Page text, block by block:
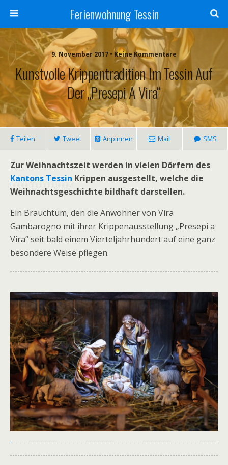
Ferienwohnung Tessin
9. November 2017 • Keine Kommentare
Kunstvolle Krippentradition Im Tessin Auf
Der „Presepi A Vira“
Teilen Tweet Anpinnen Mail SMS
Zur Weihnachtszeit werden in vielen Dörfern des
Kantons Tessin Krippen ausgestellt, welche die
Weihnachtsgeschichte bildhaft darstellen.
Ein Brauchtum, den die Anwohner von Vira
Gambarogno mit ihrer Krippenausstellung „Presepi a
Vira“ seit bald einem Vierteljahrhundert auf eine ganz
besondere Weise pflegen.